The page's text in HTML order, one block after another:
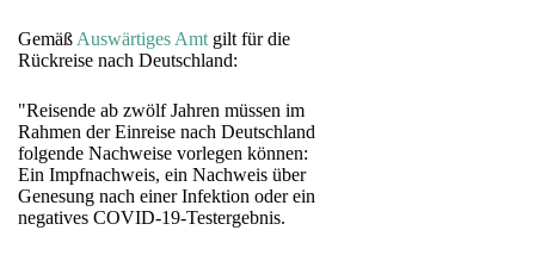
Gemäß Auswärtiges Amt gilt für die
Rückreise nach Deutschland:
"Reisende ab zwölf Jahren müssen im
Rahmen der Einreise nach Deutschland
folgende Nachweise vorlegen können:
Ein Impfnachweis, ein Nachweis über
Genesung nach einer Infektion oder ein
negatives COVID-19-Testergebnis.